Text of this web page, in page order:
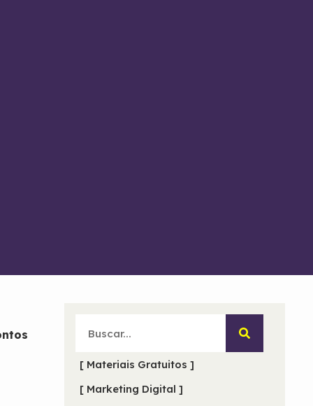
[ Materiais Gratuitos ]
[ Marketing Digital ]